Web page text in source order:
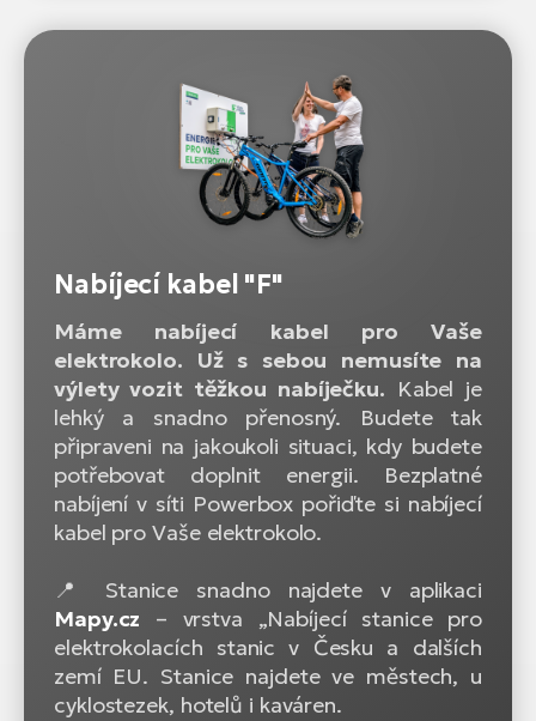
Nabíjecí kabel "F"
Máme nabíjecí kabel pro Vaše
elektrokolo. Už s sebou nemusíte na
výlety vozit těžkou nabíječku. Kabel je
lehký a snadno přenosný. Budete tak
připraveni na jakoukoli situaci, kdy budete
potřebovat doplnit energii. Bezplatné
nabíjení v síti Powerbox pořiďte si nabíjecí
kabel pro Vaše elektrokolo.
📍 Stanice snadno najdete v aplikaci
Mapy.cz – vrstva „Nabíjecí stanice pro
elektrokolacích stanic v Česku a dalších
zemí EU. Stanice najdete ve městech, u
cyklostezek, hotelů i kaváren.